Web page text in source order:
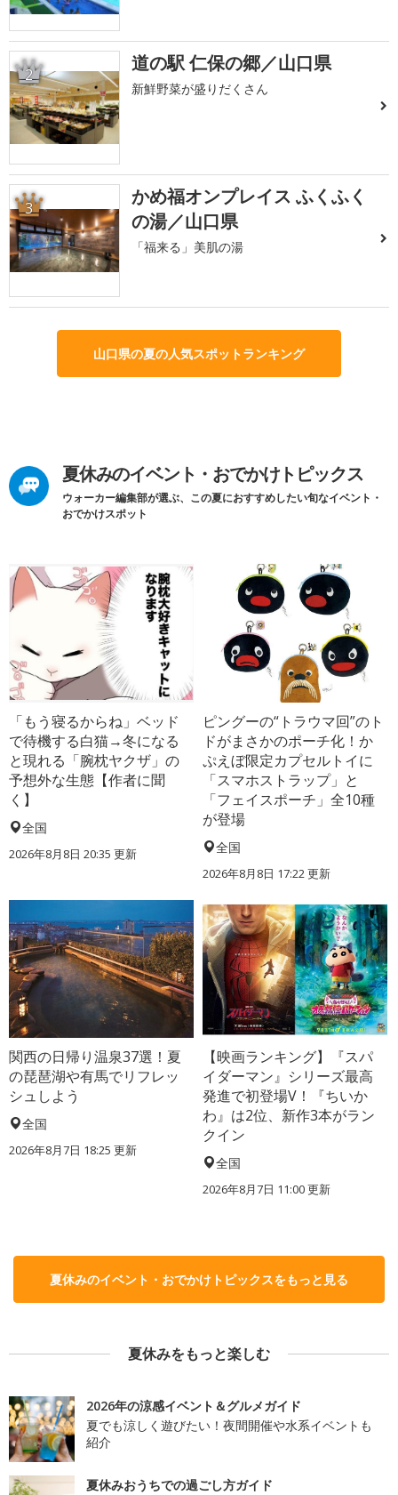
2 道の駅 仁保の郷／山口県
新鮮野菜が盛りだくさん
3
かめ福オンプレイス ふくふく
の湯／山口県
「福来る」美肌の湯
山口県の夏の人気スポットランキング
夏休みのイベント・おでかけトピックス
ウォーカー編集部が選ぶ、この夏におすすめしたい旬なイベント・
おでかけスポット
「もう寝るからね」ベッド
で待機する白猫→冬になる
と現れる「腕枕ヤクザ」の
予想外な生態【作者に聞
く】
全国
2026年8月8日 20:35 更新
ピングーの“トラウマ回”のト
ドがまさかのポーチ化！か
ぷえぼ限定カプセルトイに
「スマホストラップ」と
「フェイスポーチ」全10種
が登場
全国
2026年8月8日 17:22更新
関西の日帰り温泉37選！夏
の琵琶湖や有馬でリフレッ
シュしよう
全国
2026年8月7日 18:25 更新
【映画ランキング】『スパ
イダーマン』シリーズ最高
発進で初登場V！『ちいか
わ』は2位、新作3本がラン
クイン
全国
2026年8月7日 11:00更新
夏休みのイベント・おでかけトピックスをもっと見る
夏休みをもっと楽しむ
2026年の涼感イベント＆グルメガイド
夏でも涼しく遊びたい！夜間開催や水系イベントも
紹介
夏休みおうちでの過ごし方ガイド